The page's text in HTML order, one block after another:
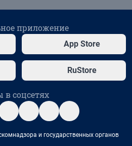
приложение
App Store
RuStore
соцсетях
и государственных органов